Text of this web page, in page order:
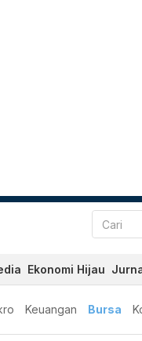
Ekonomi Hijau
Keuangan Bursa